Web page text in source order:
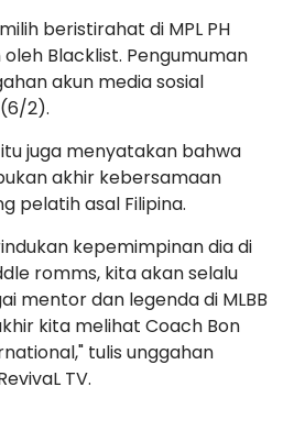
beristirahat di MPL PH
oleh Blacklist. Pengumuman
akun media sosial
2).
itu juga menyatakan bahwa
akhir kebersamaan
pelatih asal Filipina.
kepemimpinan dia di
romms, kita akan selalu
mentor dan legenda di MLBB
kita melihat Coach Bon
tulis unggahan
TV.